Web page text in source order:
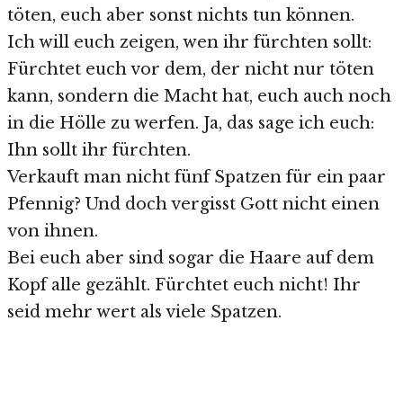
töten, euch aber sonst nichts tun können.
Ich will euch zeigen, wen ihr fürchten sollt:
Fürchtet euch vor dem, der nicht nur töten
kann, sondern die Macht hat, euch auch noch
in die Hölle zu werfen. Ja, das sage ich euch:
Ihn sollt ihr fürchten.
Verkauft man nicht fünf Spatzen für ein paar
Pfennig? Und doch vergisst Gott nicht einen
von ihnen.
Bei euch aber sind sogar die Haare auf dem
Kopf alle gezählt. Fürchtet euch nicht! Ihr
seid mehr wert als viele Spatzen.